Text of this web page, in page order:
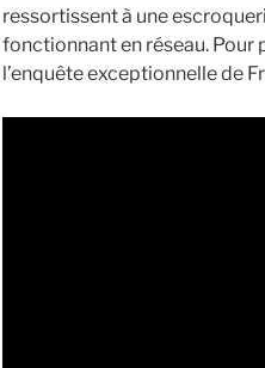
ressortissent à une
fonctionnant en réseau. Pour
l’enquête exceptionnelle de